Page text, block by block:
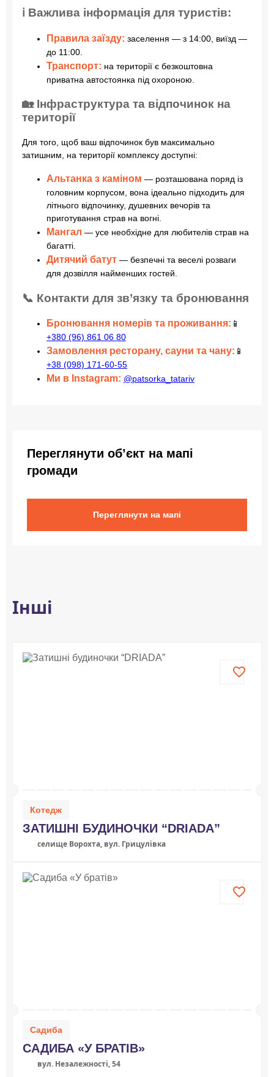
ℹ️ Важлива інформація для туристів:
Правила заїзду: заселення — з 14:00, виїзд —
до 11:00.
Транспорт: на території є безкоштовна
приватна автостоянка під охороною.
🏡 Інфраструктура та відпочинок на
території
Для того, щоб ваш відпочинок був максимально
затишним, на території комплексу доступні:
Альтанка з каміном — розташована поряд із
головним корпусом, вона ідеально підходить для
літнього відпочинку, душевних вечорів та
приготування страв на вогні.
Мангал — усе необхідне для любителів страв на
багатті.
Дитячий батут — безпечні та веселі розваги
для дозвілля найменших гостей.
📞 Контакти для зв’язку та бронювання
Бронювання номерів та проживання: 📱
+380 (96) 861 06 80
Замовлення ресторану, сауни та чану: 📱
+38 (098) 171-60-55
Ми в Instagram: @patsorka_tatariv
Переглянути об’єкт на мапі
громади
Переглянути на мапі
Інші
Котедж
ЗАТИШНІ БУДИНОЧКИ “DRIADA”
селище Ворохта, вул. Грицулівка
Садиба
САДИБА «У БРАТІВ»
вул. Незалежності, 54